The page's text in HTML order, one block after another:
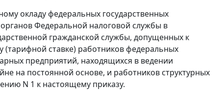
окладу федеральных государственных
Федеральной налоговой службы в
гражданской службы, допущенных к
(тарифной ставке) работников федеральных
предприятий, находящихся в ведении
на постоянной основе, и работников структурных
N 1 к настоящему приказу.